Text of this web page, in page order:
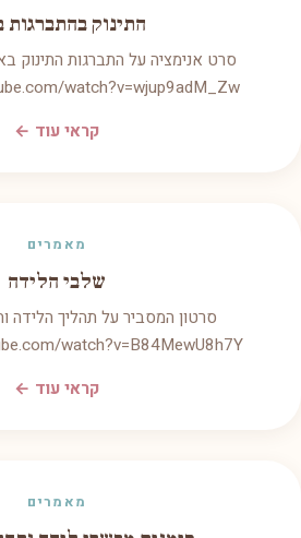
התינוק בהתברגות
סרט אנימציה על התברגות התינוק
watch?v=wjup9adM_Zw
קראי עוד ←
מאמרים
שלבי הלידה
סרטון המסביר על תהליך הלידה
watch?v=B84MewU8h7Y
קראי עוד ←
מאמרים